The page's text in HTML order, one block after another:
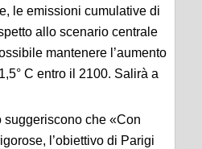
le emissioni cumulative di
allo scenario centrale
mantenere l’aumento
C entro il 2100. Salirà a
suggeriscono che «Con
l’obiettivo di Parigi